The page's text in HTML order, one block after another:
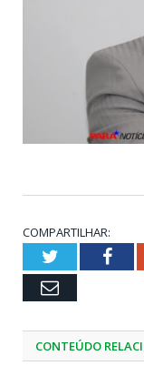
COMPARTILHAR:
Twitter
Email
CONTEÚDO